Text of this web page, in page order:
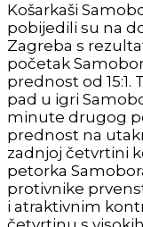
Košarkaši
pobijedili su na
Zagreba s
početak
prednost od
pad u igri
minute drugog
prednost na
zadnjoj četvrtini
petorka
protivnike
i atraktivnim